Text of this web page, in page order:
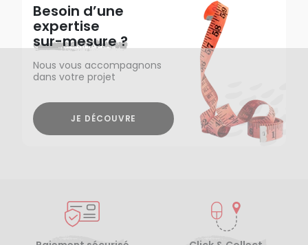
Besoin d’une
expertise
sur-mesure ?
Nous vous accompagnons
dans votre projet
JE DÉCOUVRE